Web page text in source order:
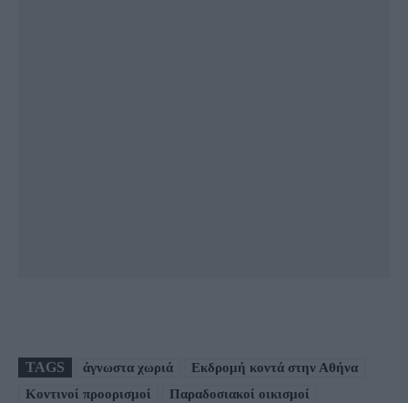
TAGS άγνωστα χωριά
Εκδρομή κοντά στην Αθήνα
Κοντινοί προορισμοί
Παραδοσιακοί οικισμοί